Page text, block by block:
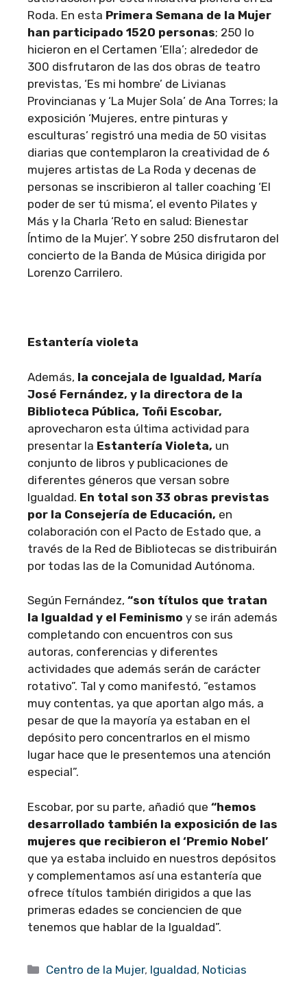
Roda. En esta Primera Semana de la Mujer
han participado 1520 personas; 250 lo
hicieron en el Certamen ‘Ella’; alrededor de
300 disfrutaron de las dos obras de teatro
previstas, ‘Es mi hombre’ de Livianas
Provincianas y ‘La Mujer Sola’ de Ana Torres; la
exposición ‘Mujeres, entre pinturas y
esculturas’ registró una media de 50 visitas
diarias que contemplaron la creatividad de 6
mujeres artistas de La Roda y decenas de
personas se inscribieron al taller coaching ‘El
poder de ser tú misma’, el evento Pilates y
Más y la Charla ‘Reto en salud: Bienestar
Íntimo de la Mujer’. Y sobre 250 disfrutaron del
concierto de la Banda de Música dirigida por
Lorenzo Carrilero.
Estantería violeta
Además, la concejala de Igualdad, María
José Fernández, y la directora de la
Biblioteca Pública, Toñi Escobar,
aprovecharon esta última actividad para
presentar la Estantería Violeta, un
conjunto de libros y publicaciones de
diferentes géneros que versan sobre
Igualdad. En total son 33 obras previstas
por la Consejería de Educación, en
colaboración con el Pacto de Estado que, a
través de la Red de Bibliotecas se distribuirán
por todas las de la Comunidad Autónoma.
Según Fernández, “son títulos que tratan
la Igualdad y el Feminismo y se irán además
completando con encuentros con sus
autoras, conferencias y diferentes
actividades que además serán de carácter
rotativo”. Tal y como manifestó, “estamos
muy contentas, ya que aportan algo más, a
pesar de que la mayoría ya estaban en el
depósito pero concentrarlos en el mismo
lugar hace que le presentemos una atención
especial”.
Escobar, por su parte, añadió que “hemos
desarrollado también la exposición de las
mujeres que recibieron el ‘Premio Nobel’
que ya estaba incluido en nuestros depósitos
y complementamos así una estantería que
ofrece títulos también dirigidos a que las
primeras edades se conciencien de que
tenemos que hablar de la Igualdad”.
Categorías
Centro de la Mujer, Igualdad, Noticias